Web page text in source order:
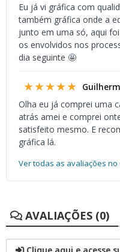
Eu já vi gráfica com
também gráfica onde a
junto em uma só, aqui
os envolvidos nos
dia seguinte 🤩
★★★★★
Olha eu já comprei uma
atrás amei e comprei
satisfeito mesmo. E
gráfica lá.
Ver todas as avaliações
AVALIAÇÕES (0)